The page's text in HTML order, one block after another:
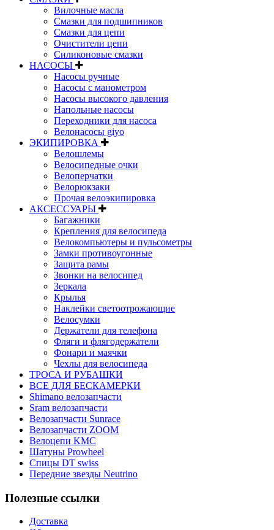
Вилочные масла
Смазки для подшипников
Смазки для цепи
Очистители цепи
Силиконовые смазки
НАСОСЫ
Насосы ручные
Насосы с манометром
Насосы высокого давления
Напольные насосы
Переходники для насоса
Велонасосы giyo
ЭКИПИРОВКА
Велошлемы
Велосипедные очки
Велоперчатки
Велорюкзаки
Прочая велоэкипировка
АКСЕССУАРЫ
Багажники
Крепления для велосипеда
Велокомпьютеры и пульсометры
Замки противоугонные
Защита рамы
Звонки на велосипед
Зеркала
Крылья
Наклейки светоотрожающие
Велосумки
Держатели для телефона
Фляги и флягодержатели
Фонари и маячки
Чехлы для велосипеда
ТРОСА И РУБАШКИ
ВСЕ ДЛЯ БЕСКАМЕРКИ
Shimano велозапчасти
Sram велозапчасти
Велозапчасти Sunrace
Велозапчасти ZOOM
Велоцепи KMC
Шатуны Prowheel
Спицы DT swiss
Передние звезды Neutrino
Полезные ссылки
Доставка